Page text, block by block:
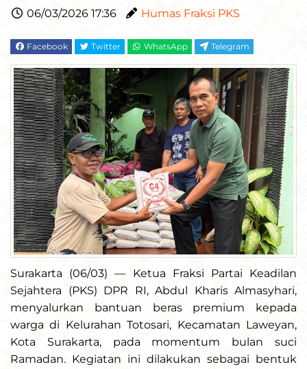
06/03/2026 17:36 Humas Fraksi PKS
Facebook Twitter WhatsApp Telegram
Surakarta (06/03) — Ketua Fraksi Partai Keadilan
Sejahtera (PKS) DPR RI, Abdul Kharis Almasyhari,
menyalurkan bantuan beras premium kepada
warga di Kelurahan Totosari, Kecamatan Laweyan,
Kota Surakarta, pada momentum bulan suci
Ramadan. Kegiatan ini dilakukan sebagai bentuk